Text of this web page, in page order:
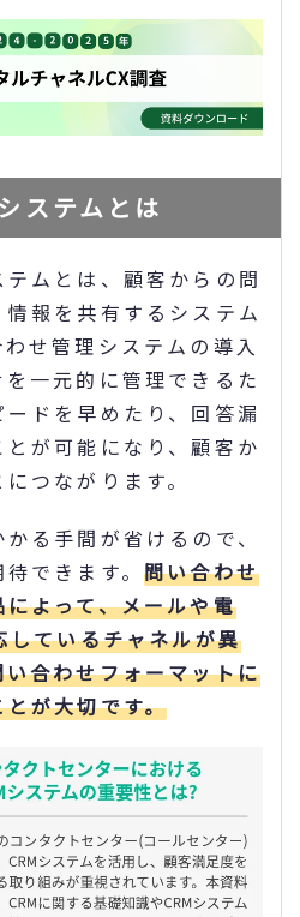
ステムとは
ムとは、顧客からの問
報を共有するシステム
せ管理システムの導入
一元的に管理できるた
ドを早めたり、回答漏
が可能になり、顧客か
つながります。
る手間が省けるので、
できます。 問い合わせ
よって、メールや電
しているチャネルが異
合わせフォーマットに
が大切です。